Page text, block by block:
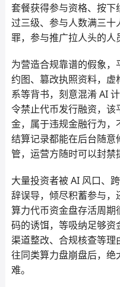
套餐获得参与资格、按
过三级、参与人数满三
罪，参与推广拉人头的人
为营造合规靠谱的假象
约图、篡改执照资料，
系等背书，刻意混淆 AI
令禁止代币发行融资，
金，属于违规金融行为，
结算记录都能在后台随
管，运营方随时可以封禁
大量投资者被 AI 风口、
辞误导，倾尽积蓄参与
算力代币资金盘存活周
码的诱饵，等吸纳足够
渠道整改、合规核查等
往同类算力盘崩盘后，
难。